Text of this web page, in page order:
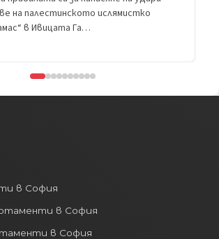
на палестинското ислямистко
в Ивицата Га…
в София
в София
в София